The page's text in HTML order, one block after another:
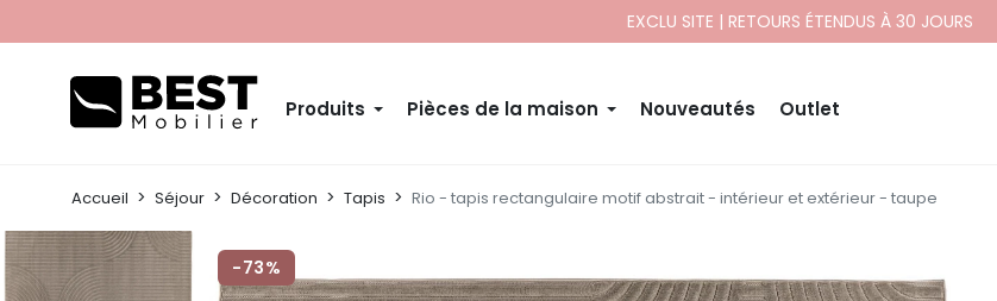
EXCLU SITE | RETOURS ÉTENDUS À 30 JOURS
Produits Pièces de la maison Nouveautés Outlet
Accueil Séjour Décoration Tapis Rio - tapis rectangulaire motif abstrait - intérieur et extérieur - taupe
-73%